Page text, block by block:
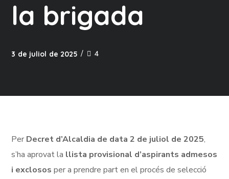
la brigada
3 de juliol de 2025 4
Per Decret d’Alcaldia de data 2 de juliol de 2025,
s’ha aprovat la llista provisional d’aspirants admesos
i exclosos per a prendre part en el procés de selecció